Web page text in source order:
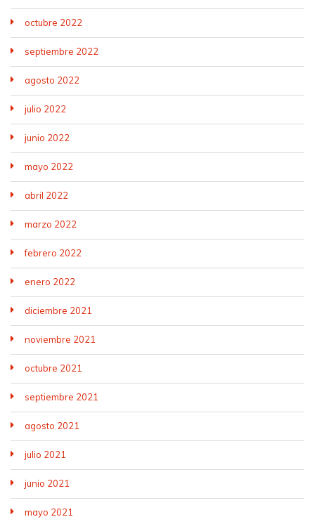
octubre 2022
septiembre 2022
agosto 2022
julio 2022
junio 2022
mayo 2022
abril 2022
marzo 2022
febrero 2022
enero 2022
diciembre 2021
noviembre 2021
octubre 2021
septiembre 2021
agosto 2021
julio 2021
junio 2021
mayo 2021